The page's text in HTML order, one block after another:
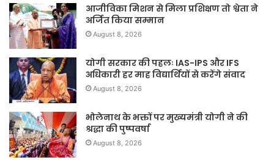
आजीविका मिशन से मिला प्रशिक्षण तो श्वेता ने
अर्जित किया सम्मान
August 8, 2026
योगी सरकार की पहलः IAS-IPS और IFS
अधिकारी हर माह विद्यार्थियों से करेंगे संवाद
August 8, 2026
भोलेनाथ के भक्तों पर मुख्यमंत्री योगी ने की
श्रद्धा की पुष्पवर्षा
August 8, 2026